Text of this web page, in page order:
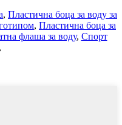
, Пластична боца за воду за
, Пластична боца за
флаша за воду, Спорт
,